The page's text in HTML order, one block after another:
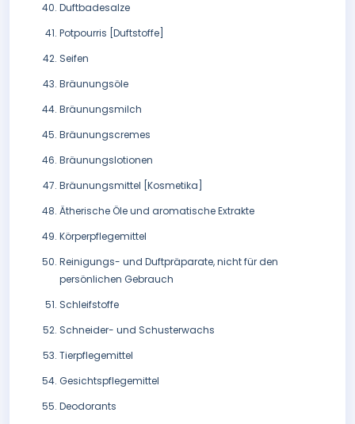
Duftbadesalze
Potpourris [Duftstoffe]
Seifen
Bräunungsöle
Bräunungsmilch
Bräunungscremes
Bräunungslotionen
Bräunungsmittel [Kosmetika]
Ätherische Öle und aromatische Extrakte
Körperpflegemittel
Reinigungs- und Duftpräparate, nicht für den
persönlichen Gebrauch
Schleifstoffe
Schneider- und Schusterwachs
Tierpflegemittel
Gesichtspflegemittel
Deodorants